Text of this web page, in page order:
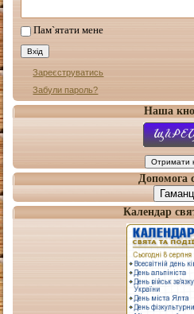
Пам`ятати мене
Зареєструватись
Забули пароль?
Наша
Допомога
Календар